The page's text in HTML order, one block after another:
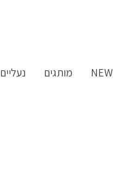
NEW מותגים נעליים